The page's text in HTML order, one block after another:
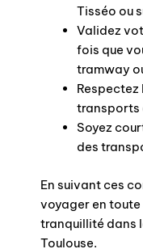
Tisséo ou
Validez
fois que
tramway
transports
Soyez
des
En suivant ces
voyager en
tranquillité dans
Toulouse.